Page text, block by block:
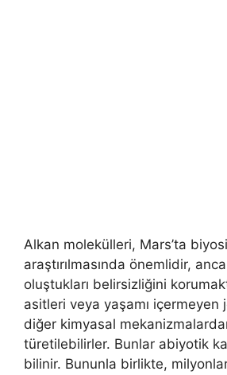
Alkan molekülleri, Mars’ta
araştırılmasında önemlidir,
oluştukları belirsizliğini
asitleri veya yaşamı içermeyen
diğer kimyasal
türetilebilirler. Bunlar abiyotik
bilinir. Bununla birlikte,